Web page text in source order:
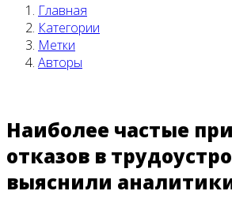
Главная
Категории
Метки
Авторы
Наиболее частые
отказов в
выяснили